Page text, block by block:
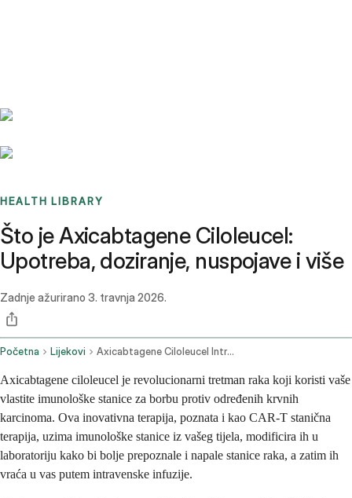
HEALTH LIBRARY
Što je Axicabtagene Ciloleucel:
Upotreba, doziranje, nuspojave i više
Zadnje ažurirano 3. travnja 2026.
Početna Lijekovi Axicabtagene Ciloleucel Intravenous Route
Axicabtagene ciloleucel je revolucionarni tretman raka koji koristi vaše
vlastite imunološke stanice za borbu protiv određenih krvnih
karcinoma. Ova inovativna terapija, poznata i kao CAR-T stanična
terapija, uzima imunološke stanice iz vašeg tijela, modificira ih u
laboratoriju kako bi bolje prepoznale i napale stanice raka, a zatim ih
vraća u vas putem intravenske infuzije.